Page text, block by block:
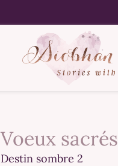
Voeux sacrés
Destin sombre 2